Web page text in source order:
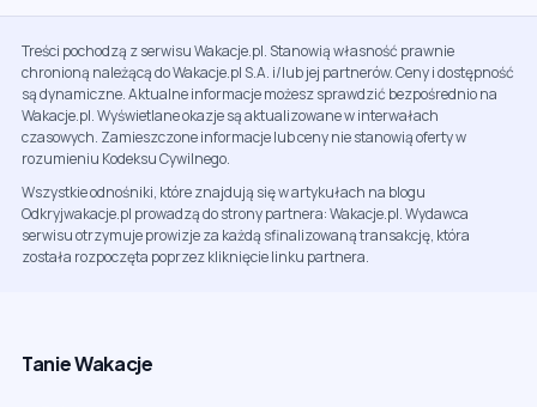
Treści pochodzą z serwisu Wakacje.pl. Stanowią własność prawnie
chronioną należącą do Wakacje.pl S.A. i/lub jej partnerów. Ceny i dostępność
są dynamiczne. Aktualne informacje możesz sprawdzić bezpośrednio na
Wakacje.pl. Wyświetlane okazje są aktualizowane w interwałach
czasowych. Zamieszczone informacje lub ceny nie stanowią oferty w
rozumieniu Kodeksu Cywilnego.
Wszystkie odnośniki, które znajdują się w artykułach na blogu
Odkryjwakacje.pl prowadzą do strony partnera: Wakacje.pl. Wydawca
serwisu otrzymuje prowizje za każdą sfinalizowaną transakcję, która
została rozpoczęta poprzez kliknięcie linku partnera.
Tanie Wakacje